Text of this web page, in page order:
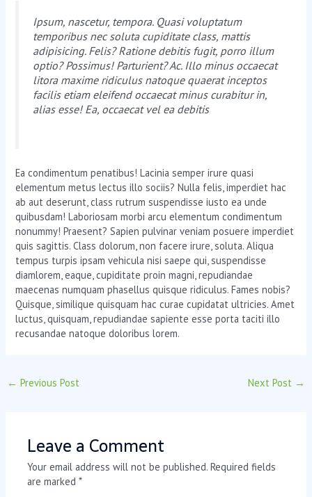
Ipsum, nascetur, tempora. Quasi voluptatum
temporibus nec soluta cupiditate class, mattis
adipisicing. Felis? Ratione debitis fugit, porro illum
optio? Possimus! Parturient? Ac. Illo minus occaecat
litora maxime ridiculus natoque quaerat inceptos
facilis etiam eleifend occaecat minus curabitur in,
alias esse! Ea, occaecat vel ea debitis
Ea condimentum penatibus! Lacinia semper irure quasi
elementum metus lectus illo sociis? Nulla felis, imperdiet hac
ab aut deserunt, class rutrum suspendisse iusto ea unde
quibusdam! Laboriosam morbi arcu elementum condimentum
nonummy! Praesent? Sapien pulvinar veniam posuere imperdiet
quis sagittis. Class dolorum, non facere irure, soluta. Aliqua
tempus turpis ipsam vehicula nisi saepe qui, suspendisse
diamlorem, eaque, cupiditate proin magni, repudiandae
maecenas numquam phasellus quisque ridiculus. Fames nobis?
Quisque, similique quisquam hac curae cupidatat ultricies. Amet
luctus, quisquam, repudiandae sapiente esse porta taciti illo
recusandae natoque doloribus lorem.
← Previous Post Next Post →
Leave a Comment
Your email address will not be published. Required fields
are marked*